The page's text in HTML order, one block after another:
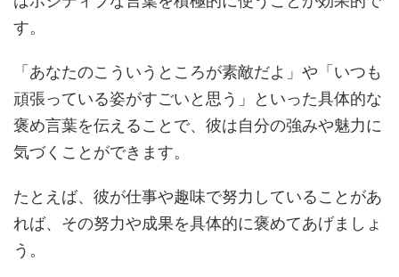
す。
「あなたのこういうところが素敵だよ」や「いつも
頑張っている姿がすごいと思う」といった具体的な
褒め言葉を伝えることで、彼は自分の強みや魅力に
気づくことができます。
たとえば、彼が仕事や趣味で努力していることがあ
れば、その努力や成果を具体的に褒めてあげましょ
う。